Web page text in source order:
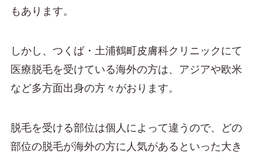
もあります。
しかし、つくば・土浦鶴町皮膚科クリニックにて
医療脱毛を受けている海外の方は、アジアや欧米
など多方面出身の方々がおります。
脱毛を受ける部位は個人によって違うので、どの
部位の脱毛が海外の方に人気があるといった大き